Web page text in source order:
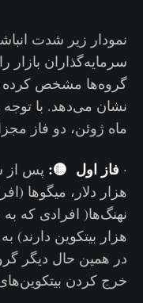
نمودار زیر شدت
سرمایه‌گذاران
گروه‌ها مشخص کرده و
نشان می‌دهد. با
ماه ژوئن، دو فاز
· فاز اول 🟡:
هزار بیتکوین
در همین حال دیگر
خرج کردن